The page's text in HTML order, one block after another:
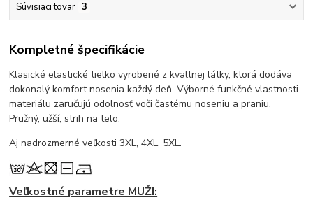
Súvisiaci tovar 3
Kompletné špecifikácie
Klasické elastické tielko vyrobené z kvaltnej látky, ktorá dodáva
dokonalý komfort nosenia každý deň. Výborné funkčné vlastnosti
materiálu zaručujú odolnosť voči častému noseniu a praniu.
Pružný, užší, strih na telo.
Aj nadrozmerné veľkosti 3XL, 4XL, 5XL.
Veľkostné parametre MUŽI: